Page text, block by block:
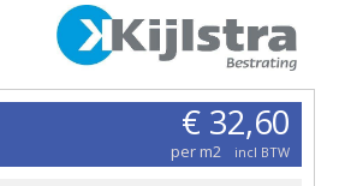
€ 32,60
per m2 incl BTW